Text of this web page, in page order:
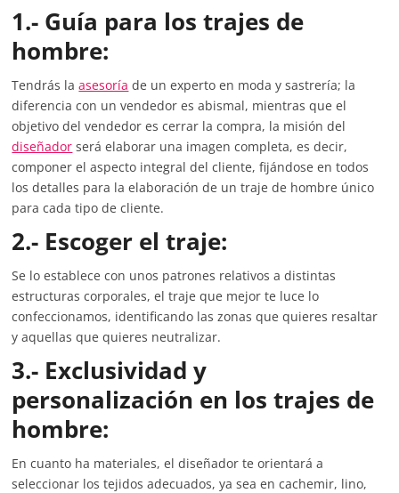
1.- Guía para los trajes de
hombre:
Tendrás laasesoría de un experto en moda y sastrería; la
diferencia con un vendedor es abismal, mientras que el
objetivo del vendedor es cerrar la compra, la misión del
diseñador será elaborar una imagen completa, es decir,
componer el aspecto integral del cliente, fijándose en todos
los detalles para la elaboración de un traje de hombre único
para cada tipo de cliente.
2.- Escoger el traje:
Se lo establece con unos patrones relativos a distintas
estructuras corporales, el traje que mejor te luce lo
confeccionamos, identificando las zonas que quieres resaltar
y aquellas que quieres neutralizar.
3.- Exclusividad y
personalización en los trajes de
hombre:
En cuanto ha materiales, el diseñador te orientará a
seleccionar los tejidos adecuados, ya sea en cachemir, lino,